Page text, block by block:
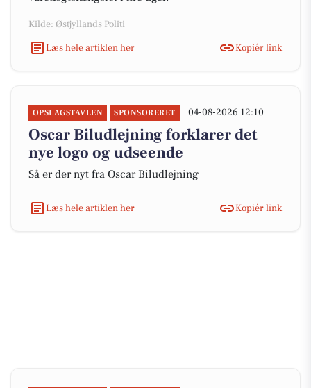
Kilde: Østjyllands Politi
Læs hele artiklen her
Kopiér link
OPSLAGSTAVLEN SPONSORERET 04-08-2026 12:10
Oscar Biludlejning forklarer det
nye logo og udseende
Så er der nyt fra Oscar Biludlejning
Læs hele artiklen her Kopiér link